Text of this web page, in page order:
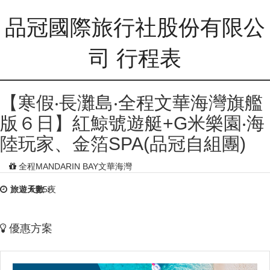
品冠國際旅行社股份有限公
司 行程表
【寒假‧長灘島‧全程文華海灣旗艦
版６日】紅鯨號遊艇+G米樂園‧海
陸玩家、金箔SPA(品冠自組團)
全程MANDARIN BAY文華海灣
旅遊天數：
6天5夜
優惠方案